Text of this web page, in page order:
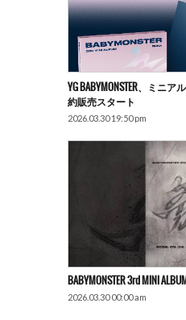
YG BABYMONSTER、ミニア
約販売スタート
2026.03.30 19:50 pm
BABYMONSTER 3rd MINI
2026.03.30 00:00 am